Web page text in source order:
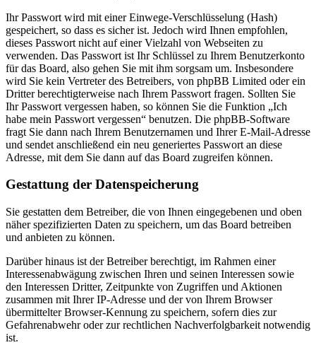
Ihr Passwort wird mit einer Einwege-Verschlüsselung (Hash)
gespeichert, so dass es sicher ist. Jedoch wird Ihnen empfohlen,
dieses Passwort nicht auf einer Vielzahl von Webseiten zu
verwenden. Das Passwort ist Ihr Schlüssel zu Ihrem Benutzerkonto
für das Board, also gehen Sie mit ihm sorgsam um. Insbesondere
wird Sie kein Vertreter des Betreibers, von phpBB Limited oder ein
Dritter berechtigterweise nach Ihrem Passwort fragen. Sollten Sie
Ihr Passwort vergessen haben, so können Sie die Funktion „Ich
habe mein Passwort vergessen“ benutzen. Die phpBB-Software
fragt Sie dann nach Ihrem Benutzernamen und Ihrer E-Mail-Adresse
und sendet anschließend ein neu generiertes Passwort an diese
Adresse, mit dem Sie dann auf das Board zugreifen können.
Gestattung der Datenspeicherung
Sie gestatten dem Betreiber, die von Ihnen eingegebenen und oben
näher spezifizierten Daten zu speichern, um das Board betreiben
und anbieten zu können.
Darüber hinaus ist der Betreiber berechtigt, im Rahmen einer
Interessenabwägung zwischen Ihren und seinen Interessen sowie
den Interessen Dritter, Zeitpunkte von Zugriffen und Aktionen
zusammen mit Ihrer IP-Adresse und der von Ihrem Browser
übermittelter Browser-Kennung zu speichern, sofern dies zur
Gefahrenabwehr oder zur rechtlichen Nachverfolgbarkeit notwendig
ist.